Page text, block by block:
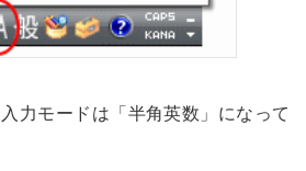
力モードは「半角英数」になって